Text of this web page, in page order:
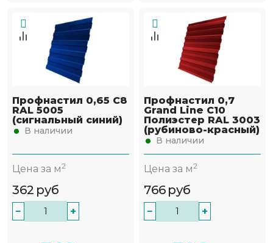
Профнастил 0,65 С8
RAL 5005
(сигнальный синий)
В наличии
Цена за м2
362 руб
− +
Профнастил 0,7
Grand Line С10
Полиэстер RAL 3003
(рубиново-красный)
В наличии
Цена за м2
766 руб
− +